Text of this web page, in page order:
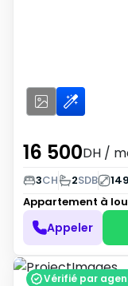
16 500DH /
3CH 2SDB 149
Appartement à
Appeler
Vérifié par